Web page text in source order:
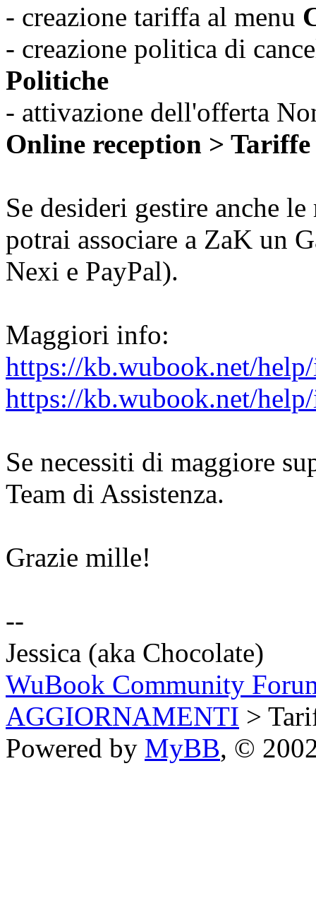
- creazione tariffa al menu
- creazione politica di
Politiche
- attivazione dell'offerta
Online reception > Tariffe
Se desideri gestire anche
potrai associare a ZaK un
Nexi e PayPal).
Maggiori info:
https://kb.wubook.net/
https://kb.wubook.net/
Se necessiti di maggiore
Team di Assistenza.
Grazie mille!
--
Jessica (aka Chocolate)
WuBook Community
AGGIORNAMENTI >
Powered by MyBB, ©